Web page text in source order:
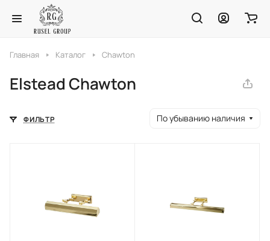
Главная Каталог Chawton
Elstead Chawton
ФИЛЬТР По убыванию наличия